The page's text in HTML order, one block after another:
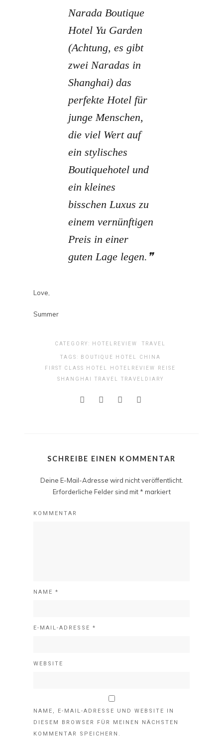
Narada Boutique
Hotel Yu Garden
(Achtung, es gibt
zwei Naradas in
Shanghai) das
perfekte Hotel für
junge Menschen,
die viel Wert auf
ein stylisches
Boutiquehotel und
ein kleines
bisschen Luxus zu
einem vernünftigen
Preis in einer
guten Lage legen.
Love,
Summer
CATEGORY: HOTELREVIEW TRAVEL
TAGS: BOUTIQUE HOTEL
CHINA
FIRST CLASS HOTEL
HOTELREVIEW
REISE
SHANGHAI
TRAVEL TRAVELDIARY
SCHREIBE EINEN KOMMENTAR
Deine E-Mail-Adresse wird nicht veröffentlicht.
Erforderliche Felder sind mit * markiert
KOMMENTAR
NAME *
E-MAIL-ADRESSE *
WEBSITE
NAME, E-MAIL-ADRESSE UND WEBSITE IN
DIESEM BROWSER FÜR MEINEN NÄCHSTEN
KOMMENTAR SPEICHERN.